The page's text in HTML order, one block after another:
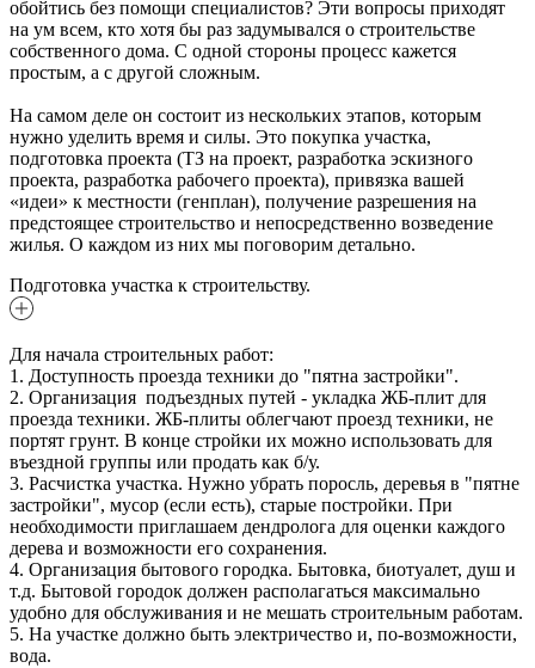
обойтись без помощи специалистов? Эти вопросы приходят
на ум всем, кто хотя бы раз задумывался о строительстве
собственного дома. С одной стороны процесс кажется
простым, а с другой сложным.
На самом деле он состоит из нескольких этапов, которым
нужно уделить время и силы. Это покупка участка,
подготовка проекта (ТЗ на проект, разработка эскизного
проекта, разработка рабочего проекта), привязка вашей
«идеи» к местности (генплан), получение разрешения на
предстоящее строительство и непосредственно возведение
жилья. О каждом из них мы поговорим детально.
Подготовка участка к строительству.
Для начала строительных работ:
1. Доступность проезда техники до "пятна застройки".
2. Организация подъездных путей - укладка ЖБ-плит для
проезда техники. ЖБ-плиты облегчают проезд техники, не
портят грунт. В конце стройки их можно использовать для
въездной группы или продать как б/у.
3. Расчистка участка. Нужно убрать поросль, деревья в "пятне
застройки", мусор (если есть), старые постройки. При
необходимости приглашаем дендролога для оценки каждого
дерева и возможности его сохранения.
4. Организация бытового городка. Бытовка, биотуалет, душ и
т.д. Бытовой городок должен располагаться максимально
удобно для обслуживания и не мешать строительным работам.
5. На участке должно быть электричество и, по-возможности,
вода.